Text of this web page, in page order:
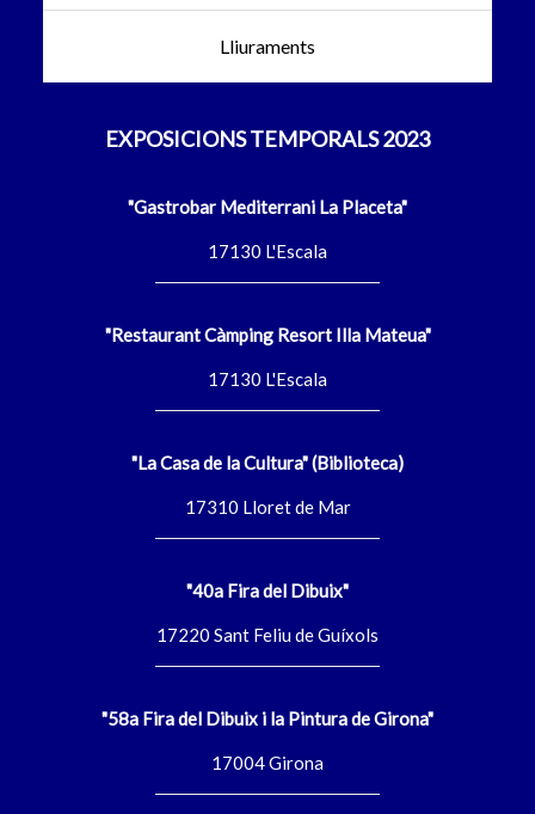
Lliuraments
EXPOSICIONS TEMPORALS 2023
"Gastrobar Mediterrani La Placeta"
17130 L'Escala
"Restaurant Càmping Resort Illa Mateua"
17130 L'Escala
"La Casa de la Cultura" (Biblioteca)
17310 Lloret de Mar
"40a Fira del Dibuix"
17220 Sant Feliu de Guíxols
"58a Fira del Dibuix i la Pintura de Girona"
17004 Girona